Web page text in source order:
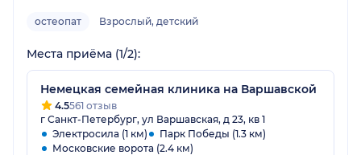
остеопат Взрослый, детский
Места приёма (1/2):
Немецкая семейная клиника на Варшавской
4.5561 отзыв
г Санкт-Петербург, ул Варшавская, д 23, кв 1
Электросила (1 км)
Парк Победы (1.3 км)
Московские ворота (2.4 км)